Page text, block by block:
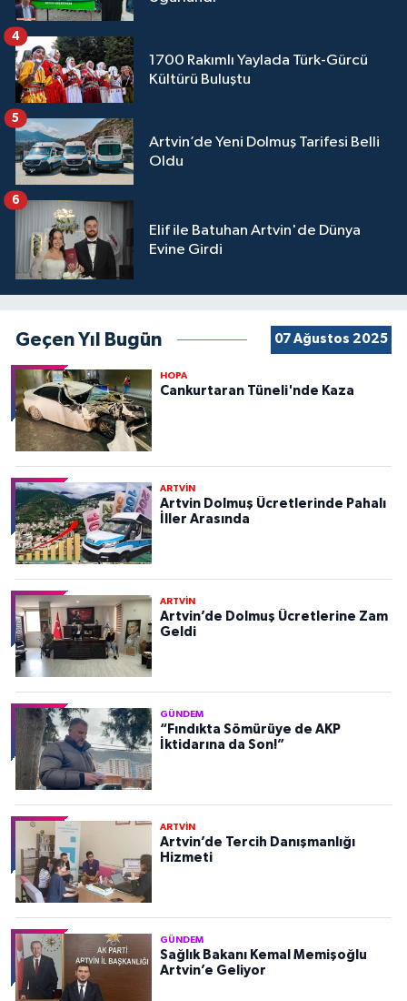
1700 Rakımlı Yaylada Türk-Gürcü
Kültürü Buluştu
4
Artvin’de Yeni Dolmuş Tarifesi Belli
Oldu
5
Elif ile Batuhan Artvin'de Dünya
Evine Girdi
6
Geçen Yıl Bugün 07 Ağustos 2025
HOPA
Cankurtaran Tüneli'nde Kaza
ARTVİN
Artvin Dolmuş Ücretlerinde Pahalı
İller Arasında
ARTVİN
Artvin’de Dolmuş Ücretlerine Zam
Geldi
GÜNDEM
“Fındıkta Sömürüye de AKP
İktidarına da Son!”
ARTVİN
Artvin’de Tercih Danışmanlığı
Hizmeti
GÜNDEM
Sağlık Bakanı Kemal Memişoğlu
Artvin’e Geliyor